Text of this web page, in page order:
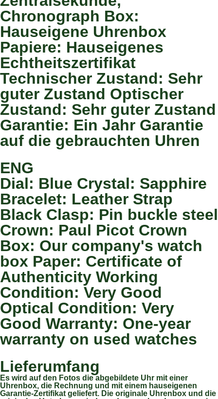
Chronograph Box:
Hauseigene Uhrenbox
Papiere: Hauseigenes
Echtheitszertifikat
Technischer Zustand: Sehr
guter Zustand Optischer
Zustand: Sehr guter Zustand
Garantie: Ein Jahr Garantie
auf die gebrauchten Uhren
ENG
Dial: Blue Crystal: Sapphire
Bracelet: Leather Strap
Black Clasp: Pin buckle steel
Crown: Paul Picot Crown
Box: Our company's watch
box Paper: Certificate of
Authenticity Working
Condition: Very Good
Optical Condition: Very
Good Warranty: One-year
warranty on used watches
Lieferumfang
Es wird auf den Fotos die abgebildete Uhr mit einer
Uhrenbox, die Rechnung und mit einem hauseigenen
Garantie-Zertifikat geliefert. Die originale Uhrenbox und die